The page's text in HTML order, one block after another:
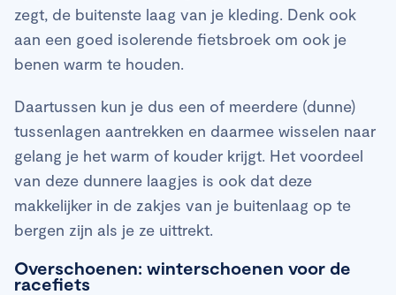
zegt, de buitenste laag van je kleding. Denk ook
aan een goed isolerende fietsbroek om ook je
benen warm te houden.
Daartussen kun je dus een of meerdere (dunne)
tussenlagen aantrekken en daarmee wisselen naar
gelang je het warm of kouder krijgt. Het voordeel
van deze dunnere laagjes is ook dat deze
makkelijker in de zakjes van je buitenlaag op te
bergen zijn als je ze uittrekt.
Overschoenen: winterschoenen voor de
racefiets